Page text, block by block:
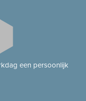
een persoonlijk